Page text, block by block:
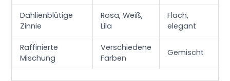
Dahlienblütige
Zinnie
Rosa, Weiß,
Lila
Flach,
elegant
Raffinierte
Mischung
Verschiedene
Farben
Gemischt